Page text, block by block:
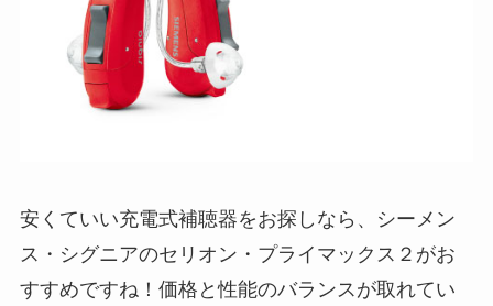
安くていい充電式補聴器をお探しなら、シーメン
ス・シグニアのセリオン・プライマックス２がお
すすめですね！価格と性能のバランスが取れてい